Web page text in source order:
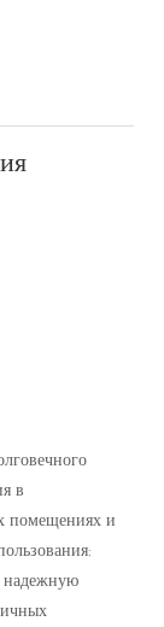
в
помещениях и
надежную